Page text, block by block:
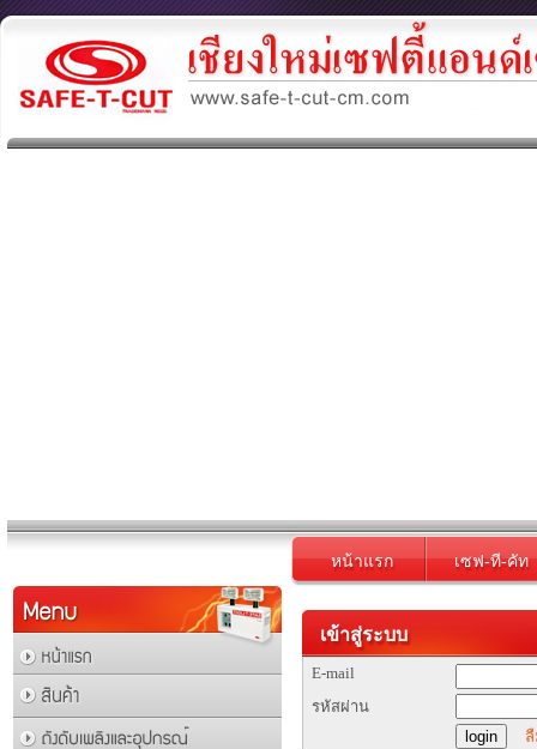
หน้าแรก เซฟ-ที-คัท
เข้าสู่ระบบ
E-mail
รหัสผ่าน